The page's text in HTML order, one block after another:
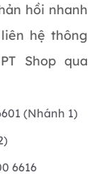
hồi nhanh
hệ thông
Shop qua
(Nhánh 1)
6616